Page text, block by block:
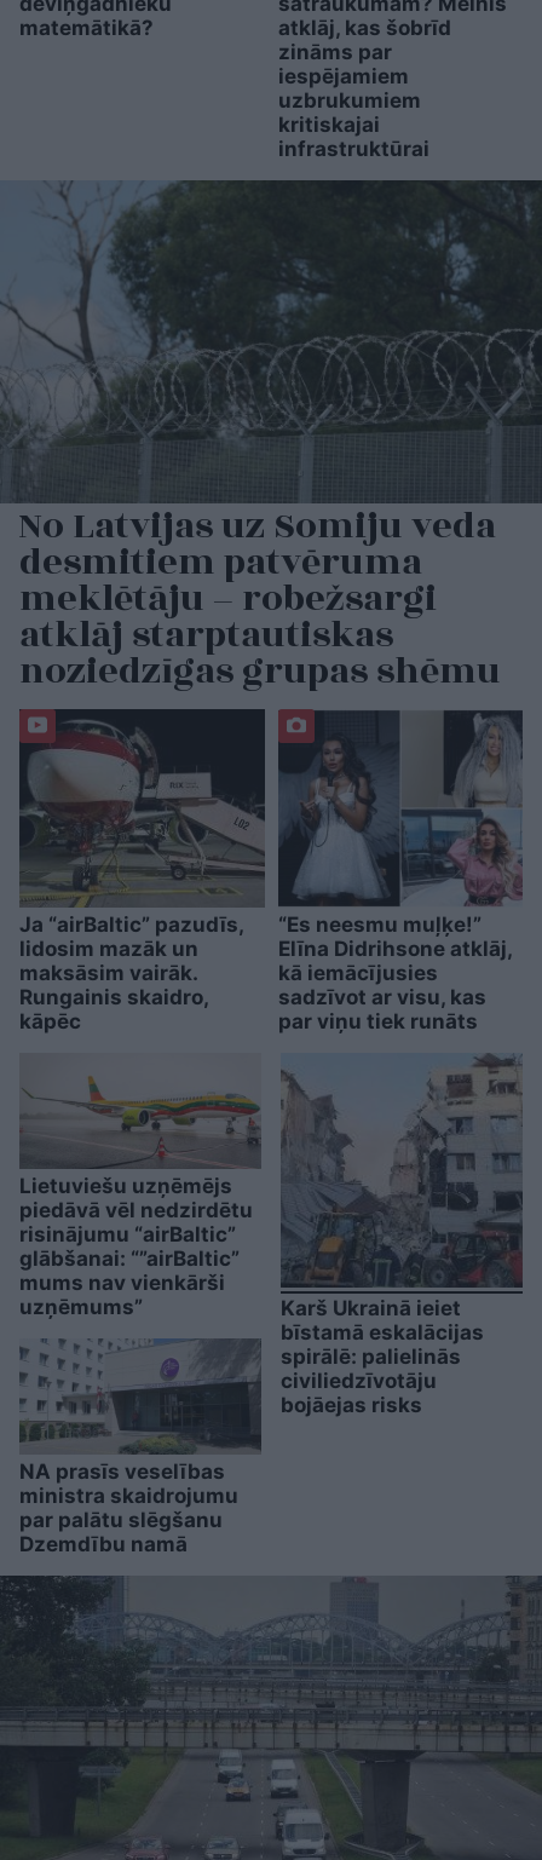
matemātikā?
atklāj, kas šobrīd
zināms par
iespējamiem
uzbrukumiem
kritiskajai
infrastruktūrai
No Latvijas uz Somiju veda
desmitiem patvēruma
meklētāju – robežsargi
atklāj starptautiskas
noziedzīgas grupas shēmu
Ja “airBaltic” pazudīs,
lidosim mazāk un
maksāsim vairāk.
Rungainis skaidro,
kāpēc
“Es neesmu muļķe!”
Elīna Didrihsone atklāj,
kā iemācījusies
sadzīvot ar visu, kas
par viņu tiek runāts
Lietuviešu uzņēmējs
piedāvā vēl nedzirdētu
risinājumu “airBaltic”
glābšanai: “”airBaltic”
mums nav vienkārši
uzņēmums”
NA prasīs veselības
ministra skaidrojumu
par palātu slēgšanu
Dzemdību namā
Karš Ukrainā ieiet
bīstamā eskalācijas
spirālē: palielinās
civiliedzīvotāju
bojāejas risks